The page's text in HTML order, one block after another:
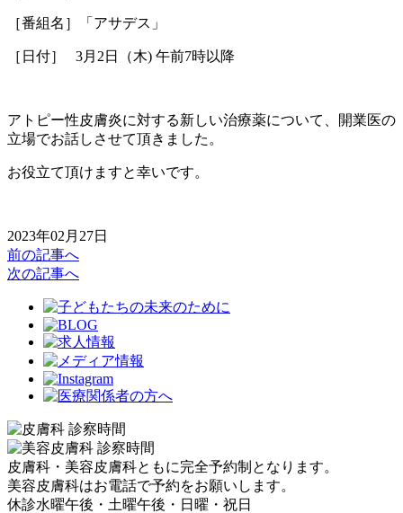
［番組名］「アサデス」
［日付］ 3月2日（木) 午前7時以降
アトピー性皮膚炎に対する新しい治療薬について、開業医の
立場でお話しさせて頂きました。
お役立て頂けますと幸いです。
2023年02月27日
前の記事へ
次の記事へ
皮膚科・美容皮膚科ともに完全予約制となります。
美容皮膚科はお電話で予約をお願いします。
休診水曜午後・土曜午後・日曜・祝日